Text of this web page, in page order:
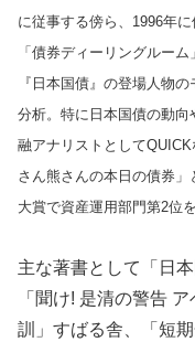
に従事する傍ら、1996年
「債券ディーリングルー
『日本国債』の登場人物
分析。特に日本国債の動
融アナリストとして
さん熊さんの本日の債券
大賞で資産運用部門第2位
主な著書として「日
「聞け! 是清の警告
訓」すばる舎、「短